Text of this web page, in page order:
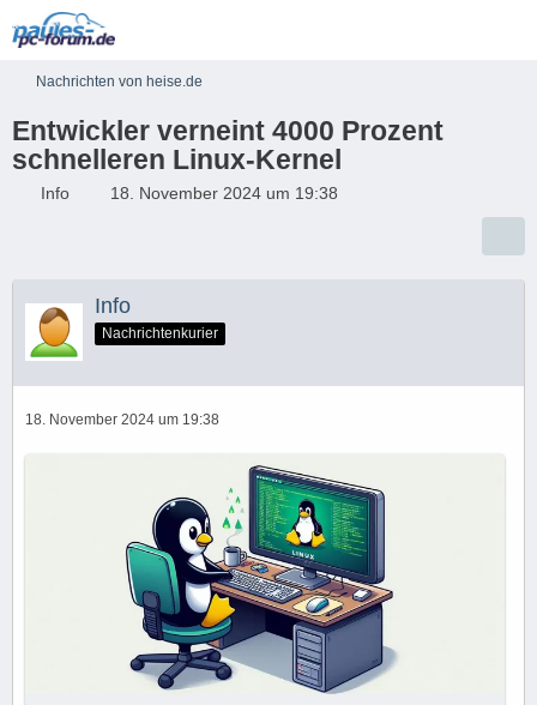
Nachrichten von heise.de
Entwickler verneint 4000 Prozent
schnelleren Linux-Kernel
Info 18. November 2024 um 19:38
Info
Nachrichtenkurier
18. November 2024 um 19:38